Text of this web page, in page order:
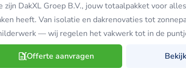
zijn DakXL Groep B.V., jouw totaalpakket voor
heeft. Van isolatie en dakrenovaties tot
— wij regelen het vakwerk tot in de
Offerte aanvragen